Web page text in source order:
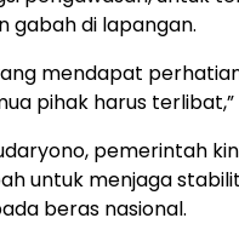
gabah di lapangan.
mendapat
pihak harus
pemerintah
untuk menjaga
beras nasional.